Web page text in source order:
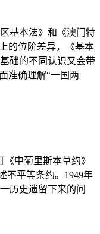
基本法》和《澳门特
的位阶差异，《基本
础的不同认识又会带
准确理解“一国两
中葡里斯本草约》
不平等条约。1949年
历史遗留下来的问